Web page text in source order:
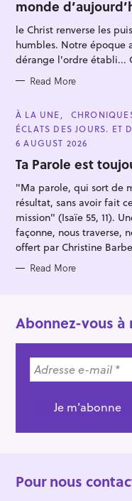
G
O
R
I
E
S
monde
le Christ renverse les
humbles. Notre époque
dérange l'ordre établi...
Read More
C
A
T
E
O
R
E
À LA UNE
ÉCLATS DES JOURS. ET
6 AUGUST 2026
Ta Parole est
"Ma parole, qui sort de
résultat, sans avoir fait
mission" (Isaïe 55, 11).
façonne, nous traverse,
offert par Christine
Read More
Abonnez-vous à
Pour nous
a
r
c
h
f
r
: